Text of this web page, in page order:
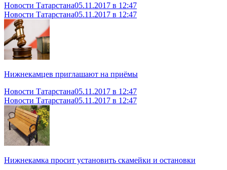
Новости Татарстана05.11.2017 в 12:47
Новости Татарстана05.11.2017 в 12:47
Нижнекамцев приглашают на приёмы
Новости Татарстана05.11.2017 в 12:47
Новости Татарстана05.11.2017 в 12:47
Нижнекамка просит установить скамейки и остановки